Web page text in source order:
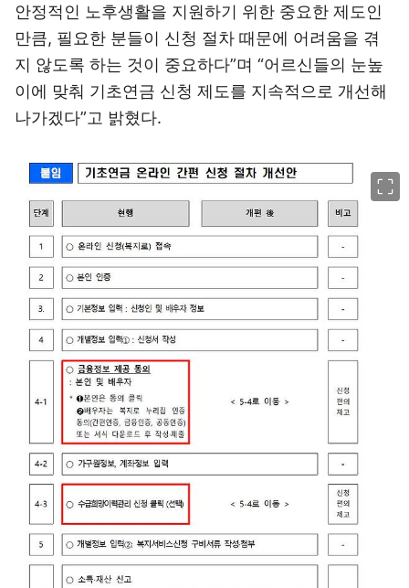
안정적인 노후생활을 지원하기 위한 중요한 제도인
만큼, 필요한 분들이 신청 절차 때문에 어려움을 겪
지 않도록 하는 것이 중요하다”며 “어르신들의 눈높
이에 맞춰 기초연금 신청 제도를 지속적으로 개선해
나가겠다”고 밝혔다.